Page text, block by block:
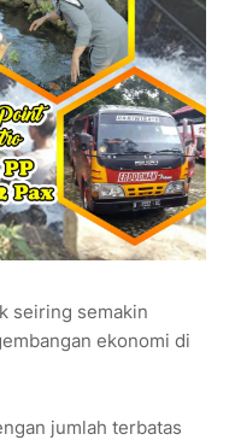
seiring semakin
ekonomi di
jumlah terbatas